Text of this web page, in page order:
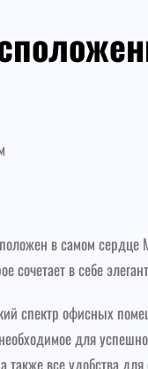
в самом сердце
сочетает в себе
спектр офисных
для
также все удобства